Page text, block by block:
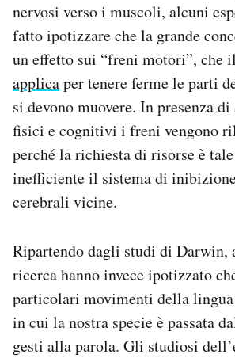
nervosi verso i muscoli, alcuni
fatto ipotizzare che la grande
un effetto sui “freni motori”, che
applicaper tenere ferme le parti
si devono muovere. In presenza
fisici e cognitivi i freni vengono
perché la richiesta di risorse è
inefficiente il sistema di
cerebrali vicine.
Ripartendo dagli studi di
ricerca hanno invece ipotizzato
particolari movimenti della
in cui la nostra specie è passata
gesti alla parola. Gli studiosi